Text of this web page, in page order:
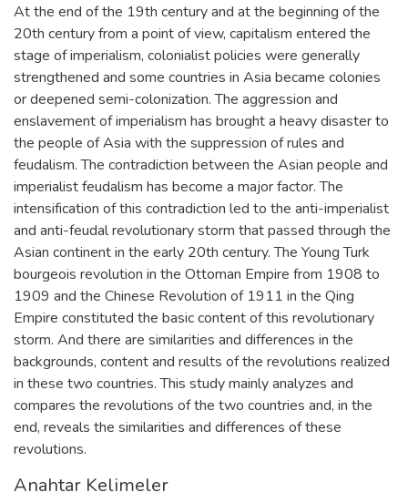
At the end of the 19th century and at the beginning of the
20th century from a point of view, capitalism entered the
stage of imperialism, colonialist policies were generally
strengthened and some countries in Asia became colonies
or deepened semi-colonization. The aggression and
enslavement of imperialism has brought a heavy disaster to
the people of Asia with the suppression of rules and
feudalism. The contradiction between the Asian people and
imperialist feudalism has become a major factor. The
intensification of this contradiction led to the anti-imperialist
and anti-feudal revolutionary storm that passed through the
Asian continent in the early 20th century. The Young Turk
bourgeois revolution in the Ottoman Empire from 1908 to
1909 and the Chinese Revolution of 1911 in the Qing
Empire constituted the basic content of this revolutionary
storm. And there are similarities and differences in the
backgrounds, content and results of the revolutions realized
in these two countries. This study mainly analyzes and
compares the revolutions of the two countries and, in the
end, reveals the similarities and differences of these
revolutions.
Anahtar Kelimeler